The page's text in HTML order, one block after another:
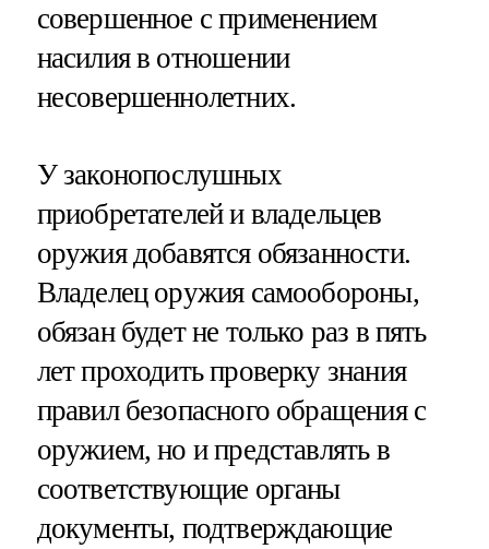
совершенное с применением
насилия в отношении
несовершеннолетних.
У законопослушных
приобретателей и владельцев
оружия добавятся обязанности.
Владелец оружия самообороны,
обязан будет не только раз в пять
лет проходить проверку знания
правил безопасного обращения с
оружием, но и представлять в
соответствующие органы
документы, подтверждающие